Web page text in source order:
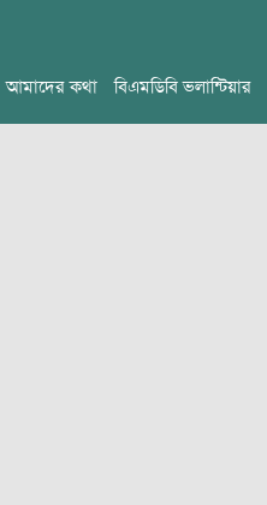
আমাদের কথা বিএমডিবি ভলান্টিয়ার